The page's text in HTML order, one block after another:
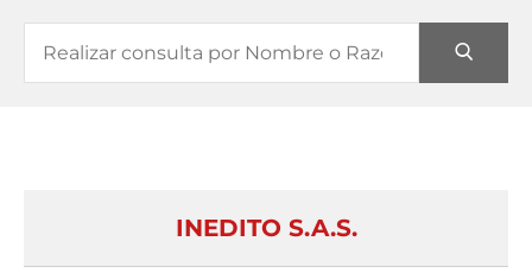
INEDITO S.A.S.